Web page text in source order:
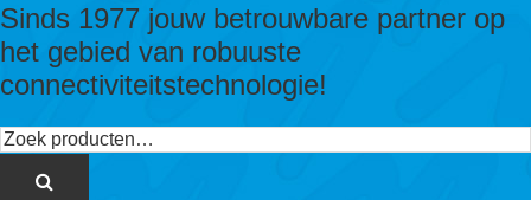
Sinds 1977 jouw betrouwbare partner op
het gebied van robuuste
connectiviteitstechnologie!
Zoeken